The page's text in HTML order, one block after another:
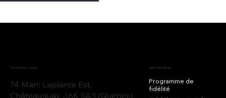
74 Marc Laplante Est,
Châteauguay J6K 5A3 (Québec)
Contactez-nous Service client
Programme de
fidélité